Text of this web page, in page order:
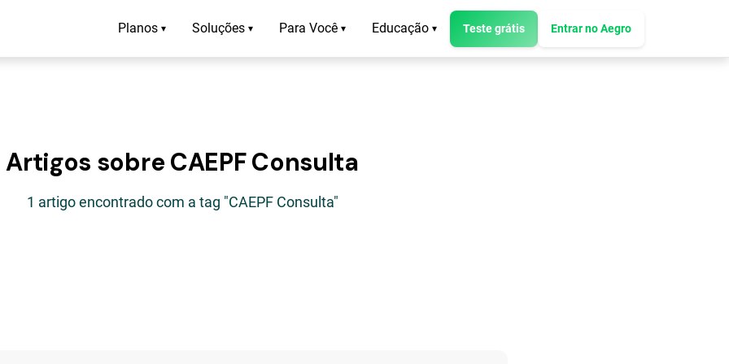
Planos ▾ Soluções ▾ Para Você ▾ Educação ▾ Teste grátis Entrar no Aegro
Artigos sobre CAEPF Consulta
1 artigo encontrado com a tag "CAEPF Consulta"